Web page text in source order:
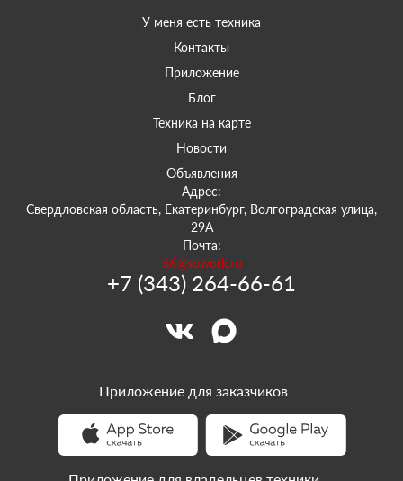
У меня есть техника
Контакты
Приложение
Блог
Техника на карте
Новости
Объявления
Адрес:
Свердловская область, Екатеринбург, Волгоградская улица,
29А
Почта:
66@sowork.ru
+7 (343) 264-66-61
Приложение для заказчиков